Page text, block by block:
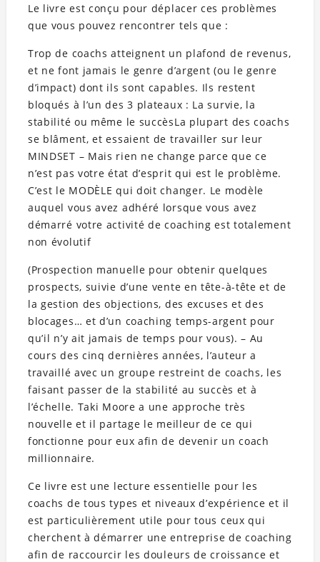
Le livre est conçu pour déplacer ces problèmes
que vous pouvez rencontrer tels que :
Trop de coachs atteignent un plafond de revenus,
et ne font jamais le genre d’argent (ou le genre
d’impact) dont ils sont capables. Ils restent
bloqués à l’un des 3 plateaux : La survie, la
stabilité ou même le succèsLa plupart des coachs
se blâment, et essaient de travailler sur leur
MINDSET – Mais rien ne change parce que ce
n’est pas votre état d’esprit qui est le problème.
C’est le MODÈLE qui doit changer. Le modèle
auquel vous avez adhéré lorsque vous avez
démarré votre activité de coaching est totalement
non évolutif
(Prospection manuelle pour obtenir quelques
prospects, suivie d’une vente en tête-à-tête et de
la gestion des objections, des excuses et des
blocages… et d’un coaching temps-argent pour
qu’il n’y ait jamais de temps pour vous). – Au
cours des cinq dernières années, l’auteur a
travaillé avec un groupe restreint de coachs, les
faisant passer de la stabilité au succès et à
l’échelle. Taki Moore a une approche très
nouvelle et il partage le meilleur de ce qui
fonctionne pour eux afin de devenir un coach
millionnaire.
Ce livre est une lecture essentielle pour les
coachs de tous types et niveaux d’expérience et il
est particulièrement utile pour tous ceux qui
cherchent à démarrer une entreprise de coaching
afin de raccourcir les douleurs de croissance et